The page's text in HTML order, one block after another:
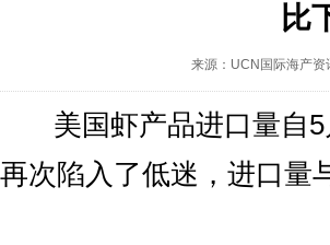
比
来源：UCN国际海产资
美国虾产品进口量自5
再次陷入了低迷，进口量